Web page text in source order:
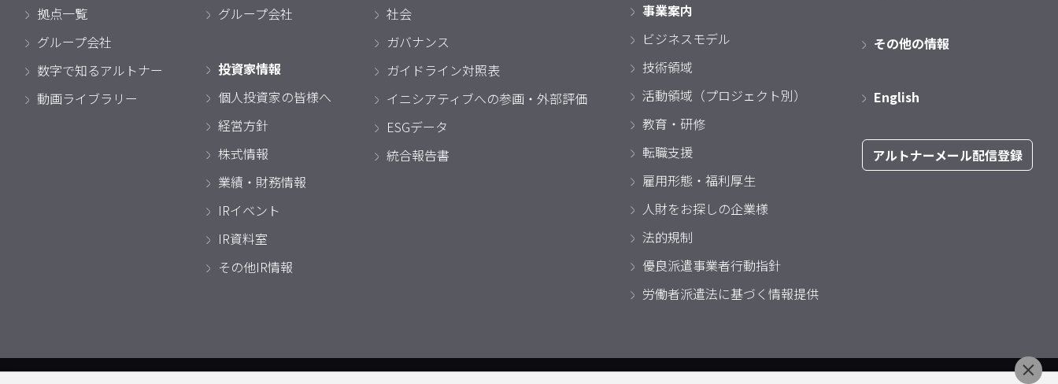
拠点一覧
グループ会社
数字で知るアルトナー
動画ライブラリー
グループ会社
投資家情報
個人投資家の皆様へ
経営方針
株式情報
業績・財務情報
IRイベント
IR資料室
その他IR情報
社会
ガバナンス
ガイドライン対照表
イニシアティブへの参画・外部評価
ESGデータ
統合報告書
事業案内
ビジネスモデル
技術領域
活動領域（プロジェクト別）
教育・研修
転職支援
雇用形態・福利厚生
人財をお探しの企業様
法的規制
優良派遣事業者行動指針
労働者派遣法に基づく情報提供
その他の情報
English
アルトナーメール配信登録